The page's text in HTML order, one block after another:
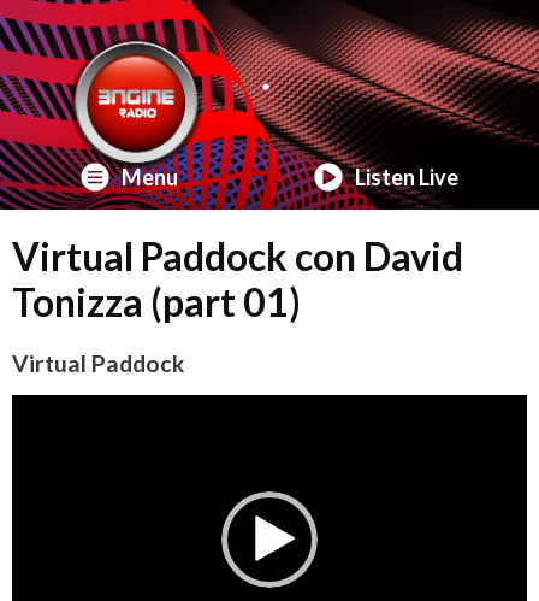
Menu Listen Live
Virtual Paddock con David
Tonizza (part 01)
Virtual Paddock